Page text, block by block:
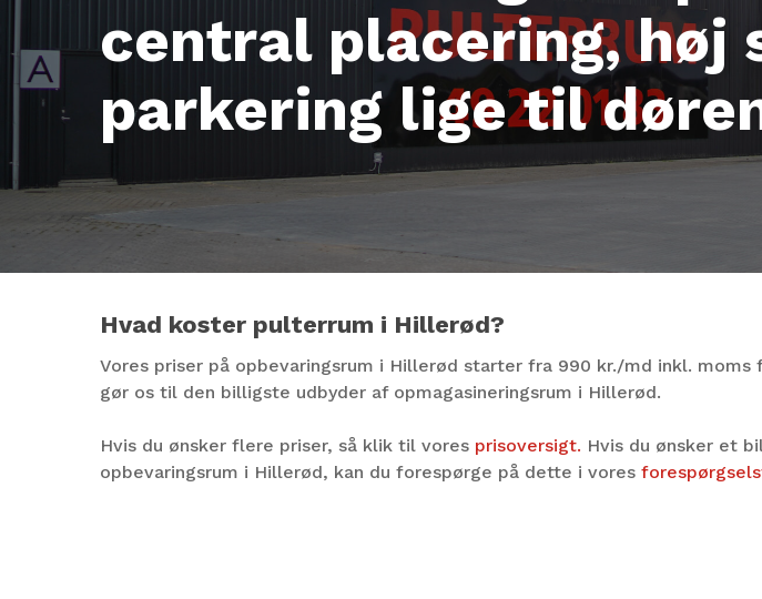
central placering, høj
parkering lige til
Hvad koster pulterrum i Hillerød?
Vores priser på opbevaringsrum i Hillerød starter fra 990 kr./md inkl. moms
gør os til den billigste udbyder af opmagasineringsrum i Hillerød.
Hvis du ønsker flere priser, så klik til vores prisoversigt. Hvis du ønsker et
opbevaringsrum i Hillerød, kan du forespørge på dette i vores